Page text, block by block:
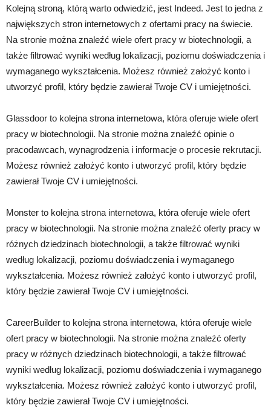
Kolejną stroną, którą warto odwiedzić, jest Indeed. Jest to jedna z
największych stron internetowych z ofertami pracy na świecie.
Na stronie można znaleźć wiele ofert pracy w biotechnologii, a
także filtrować wyniki według lokalizacji, poziomu doświadczenia i
wymaganego wykształcenia. Możesz również założyć konto i
utworzyć profil, który będzie zawierał Twoje CV i umiejętności.
Glassdoor to kolejna strona internetowa, która oferuje wiele ofert
pracy w biotechnologii. Na stronie można znaleźć opinie o
pracodawcach, wynagrodzenia i informacje o procesie rekrutacji.
Możesz również założyć konto i utworzyć profil, który będzie
zawierał Twoje CV i umiejętności.
Monster to kolejna strona internetowa, która oferuje wiele ofert
pracy w biotechnologii. Na stronie można znaleźć oferty pracy w
różnych dziedzinach biotechnologii, a także filtrować wyniki
według lokalizacji, poziomu doświadczenia i wymaganego
wykształcenia. Możesz również założyć konto i utworzyć profil,
który będzie zawierał Twoje CV i umiejętności.
CareerBuilder to kolejna strona internetowa, która oferuje wiele
ofert pracy w biotechnologii. Na stronie można znaleźć oferty
pracy w różnych dziedzinach biotechnologii, a także filtrować
wyniki według lokalizacji, poziomu doświadczenia i wymaganego
wykształcenia. Możesz również założyć konto i utworzyć profil,
który będzie zawierał Twoje CV i umiejętności.